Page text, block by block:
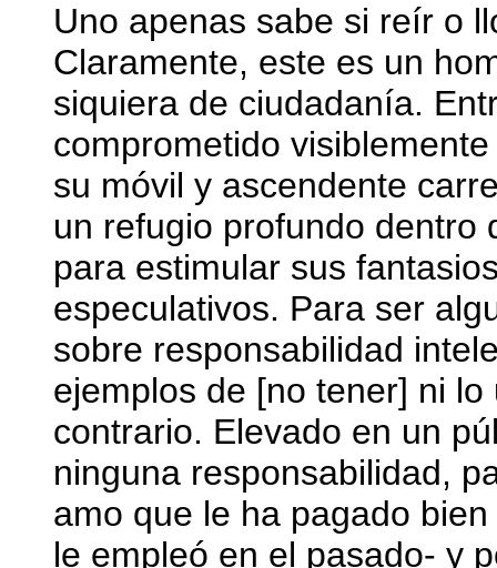
Uno apenas sabe si reír o
Claramente, este es un
siquiera de ciudadanía.
comprometido
su móvil y ascendente
un refugio profundo dentro
para estimular sus
especulativos. Para ser
sobre responsabilidad
ejemplos de [no tener] ni
contrario. Elevado en un
ninguna responsabilidad,
amo que le ha pagado
le empleó en el pasado- y